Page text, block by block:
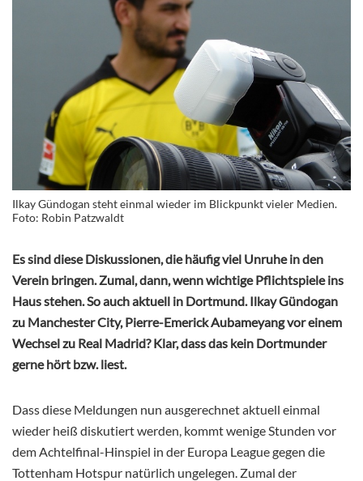
Ilkay Gündogan steht einmal wieder im Blickpunkt vieler Medien.
Foto: Robin Patzwaldt
Es sind diese Diskussionen, die häufig viel Unruhe in den
Verein bringen. Zumal, dann, wenn wichtige Pflichtspiele ins
Haus stehen. So auch aktuell in Dortmund. Ilkay Gündogan
zu Manchester City, Pierre-Emerick Aubameyang vor einem
Wechsel zu Real Madrid? Klar, dass das kein Dortmunder
gerne hört bzw. liest.
Dass diese Meldungen nun ausgerechnet aktuell einmal
wieder heiß diskutiert werden, kommt wenige Stunden vor
dem Achtelfinal-Hinspiel in der Europa League gegen die
Tottenham Hotspur natürlich ungelegen. Zumal der